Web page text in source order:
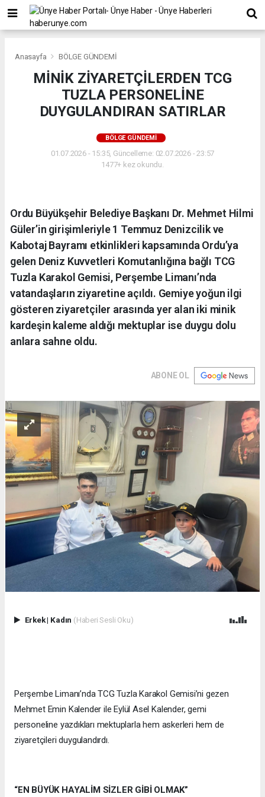
Anasayfa BÖLGE GÜNDEMİ
MİNİK ZİYARETÇİLERDEN TCG
TUZLA PERSONELİNE
DUYGULANDIRAN SATIRLAR
BÖLGE GÜNDEMİ
01.07.2026 - 15:35, Güncelleme: 02.07.2026 - 23:57
1477+ kez okundu.
Ordu Büyükşehir Belediye Başkanı Dr. Mehmet Hilmi
Güler’in girişimleriyle 1 Temmuz Denizcilik ve
Kabotaj Bayramı etkinlikleri kapsamında Ordu’ya
gelen Deniz Kuvvetleri Komutanlığına bağlı TCG
Tuzla Karakol Gemisi, Perşembe Limanı’nda
vatandaşların ziyaretine açıldı. Gemiye yoğun ilgi
gösteren ziyaretçiler arasında yer alan iki minik
kardeşin kaleme aldığı mektuplar ise duygu dolu
anlara sahne oldu.
ABONE OL
Erkek| Kadın (Haberi Sesli Oku)
Perşembe Limanı’nda TCG Tuzla Karakol Gemisi’ni gezen
Mehmet Emin Kalender ile Eylül Asel Kalender, gemi
personeline yazdıkları mektuplarla hem askerleri hem de
ziyaretçileri duygulandırdı.
“EN BÜYÜK HAYALİM SİZLER GİBİ OLMAK”